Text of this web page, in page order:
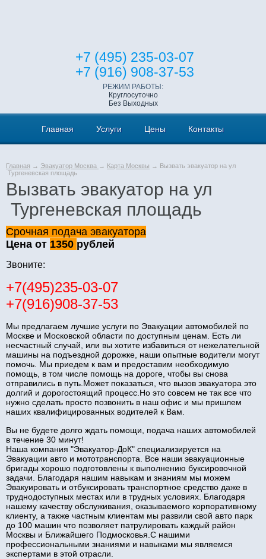
+7 (495) 235-03-07
+7 (916) 908-37-53
РЕЖИМ РАБОТЫ:
Круглосуточно
Без Выходных
Главная Услуги Цены Контакты
Главная → Эвакуатор Москва → Карта Москвы → Вызвать эвакуатор на ул
Тургеневская площадь
Вызвать эвакуатор на ул
Тургеневская площадь
Срочная подача эвакуатора
Цена от 1350 рублей
Звоните:
+7(495)235-03-07
+7(916)908-37-53
Мы предлагаем лучшие услуги по Эвакуации автомобилей по
Москве и Московской области по доступным ценам. Есть ли
несчастный случай, или вы хотите избавиться от нежелательной
машины на подъездной дорожке, наши опытные водители могут
помочь. Мы приедем к вам и предоставим необходимую
помощь, в том числе помощь на дороге, чтобы вы снова
отправились в путь.Может показаться, что вызов эвакуатора это
долгий и дорогостоящий процесс.Но это совсем не так все что
нужно сделать просто позвонить в наш офис и мы пришлем
наших квалифицированных водителей к Вам.
Вы не будете долго ждать помощи, подача наших автомобилей
в течение 30 минут!
Наша компания "Эвакуатор-ДоК" специализируется на
Эвакуации авто и мототранспорта. Все наши эвакуационные
бригады хорошо подготовлены к выполнению буксировочной
задачи. Благодаря нашим навыкам и знаниям мы можем
Эвакуировать и отбуксировать транспортное средство даже в
труднодоступных местах или в трудных условиях. Благодаря
нашему качеству обслуживания, оказываемого корпоративному
клиенту, а также частным клиентам мы развили свой авто парк
до 100 машин что позволяет патрулировать каждый район
Москвы и Ближайшего Подмосковья.С нашими
профессиональными знаниями и навыками мы являемся
экспертами в этой отрасли.